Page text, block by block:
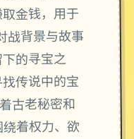
金钱，用于
战背景与故事
的寻宝之
传说中的宝
古老秘密和
着权力、欲